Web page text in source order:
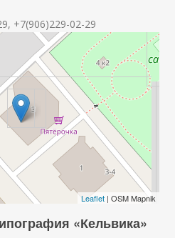
+7(906)229-02-29
Leaflet| OSM Mapnik
«Кельвика»